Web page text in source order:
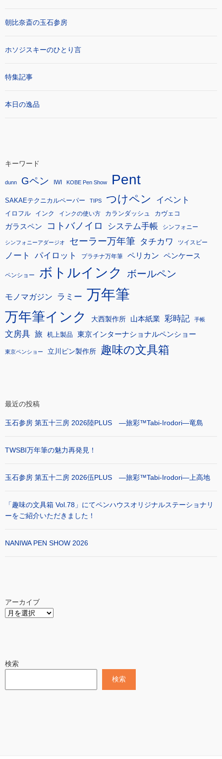
朝比奈斎の玉石参房
ホソジスキーのひとり言
特集記事
本日の逸品
キーワード
dunn Gペン IWI KOBE Pen Show Pent
SAKAEテクニカルペーパー TIPS つけペン イベント
イロフル インク インクの使い方 カランダッシュ カヴェコ
ガラスペン コトバノイロ システム手帳 シンフォニー
シンフォニーアダージオ セーラー万年筆 タチカワ ツイスビー
ノート パイロット プラチナ万年筆 ペリカン ペンケース
ペンショー ボトルインク ボールペン
モノマガジン ラミー 万年筆
万年筆インク 大西製作所 山本紙業 彩時記 手帳
文房具 旅 机上製品 東京インターナショナルペンショー
東京ペンショー 立川ピン製作所 趣味の文具箱
最近の投稿
玉石参房 第五十三房 2026陸PLUS ―旅彩™Tabi-Irodori―竜島
TWSBI万年筆の魅力再発見！
玉石参房 第五十二房 2026伍PLUS ―旅彩™Tabi-Irodori―上高地
「趣味の文具箱 Vol.78」にてペンハウスオリジナルステーショナリ
ーをご紹介いただきました！
NANIWA PEN SHOW 2026
アーカイブ
検索
検索